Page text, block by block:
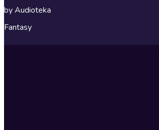
by Audioteka
Fantasy